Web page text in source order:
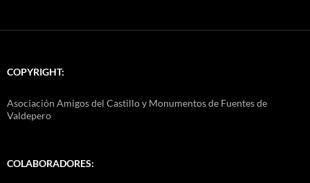
COPYRIGHT:
Asociación Amigos del Castillo y Monumentos de Fuentes de
Valdepero
COLABORADORES: